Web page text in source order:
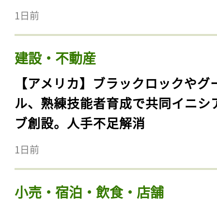
1日前
建設・不動産
【アメリカ】ブラックロックやグ
ル、熟練技能者育成で共同イニシ
ブ創設。人手不足解消
1日前
小売・宿泊・飲食・店舗